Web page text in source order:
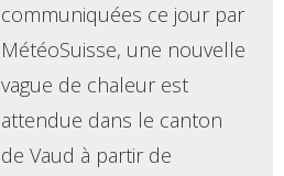
communiquées ce jour par
MétéoSuisse, une nouvelle
vague de chaleur est
attendue dans le canton
de Vaud à partir de